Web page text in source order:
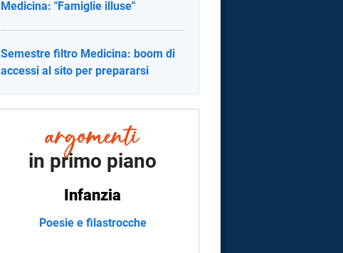
Medicina: "Famiglie illuse"
Semestre filtro Medicina: boom di
accessi al sito per prepararsi
in primo piano
Infanzia
Poesie e filastrocche